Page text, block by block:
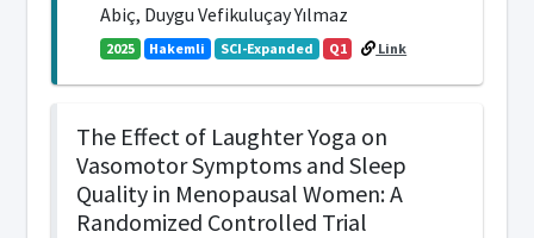
Abiç, Duygu Vefikuluçay Yılmaz
2025 Hakemli SCI-Expanded Q1 Link
The Effect of Laughter Yoga on
Vasomotor Symptoms and Sleep
Quality in Menopausal Women: A
Randomized Controlled Trial